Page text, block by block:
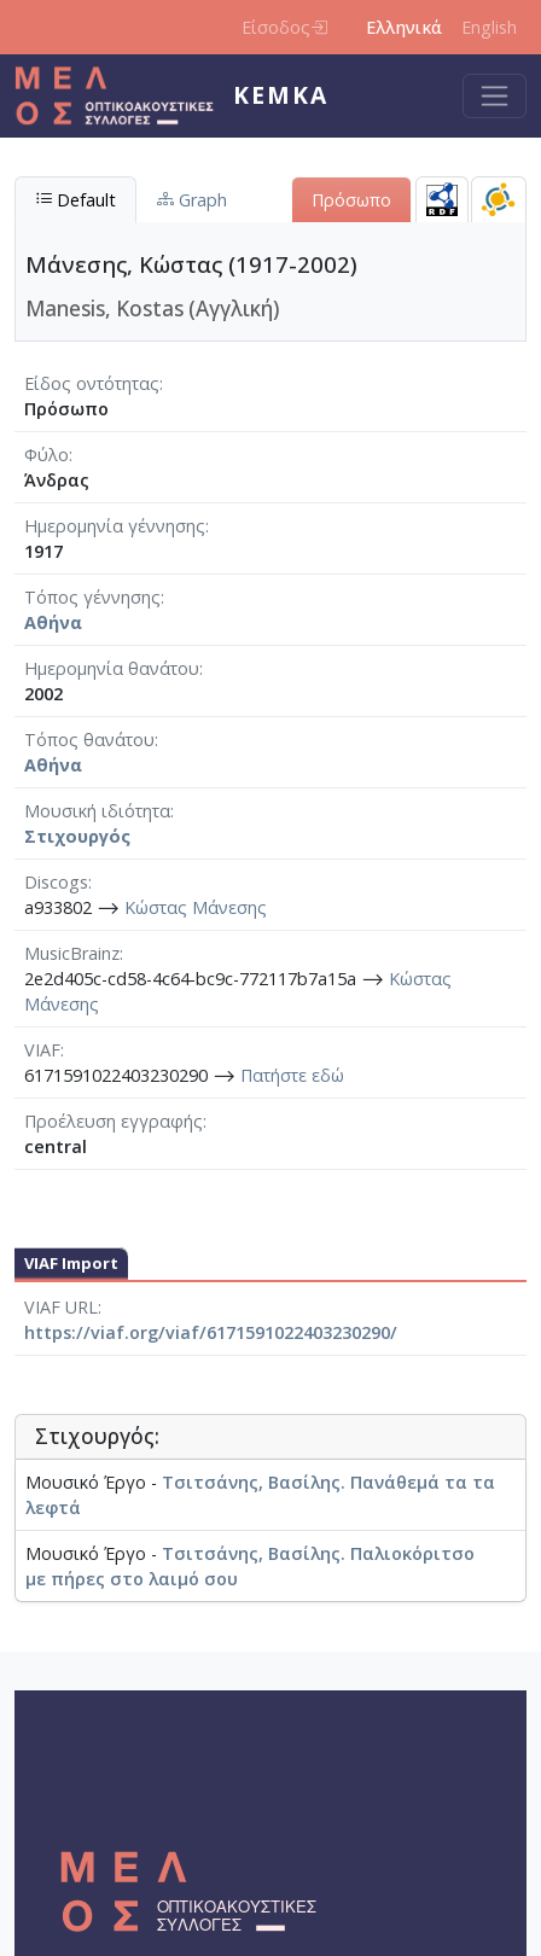
Είσοδος Ελληνικά English
ΚΕΜΚΑ
Default Graph Πρόσωπο
Μάνεσης, Κώστας (1917-2002)
Manesis, Kostas (Αγγλική)
Είδος οντότητας
Πρόσωπο
Φύλο
Άνδρας
Ημερομηνία γέννησης
1917
Τόπος γέννησης
Αθήνα
Ημερομηνία θανάτου
2002
Τόπος θανάτου
Αθήνα
Μουσική ιδιότητα
Στιχουργός
Discogs
a933802 ⟶ Κώστας Μάνεσης
MusicBrainz
2e2d405c-cd58-4c64-bc9c-772117b7a15a ⟶ Κώστας
Μάνεσης
VIAF
6171591022403230290 ⟶ Πατήστε εδώ
Προέλευση εγγραφής
central
VIAF Import
VIAF URL
https://viaf.org/viaf/6171591022403230290/
Στιχουργός:
Μουσικό Έργο - Τσιτσάνης, Βασίλης. Πανάθεμά τα τα
λεφτά
Μουσικό Έργο - Τσιτσάνης, Βασίλης. Παλιοκόριτσο
με πήρες στο λαιμό σου